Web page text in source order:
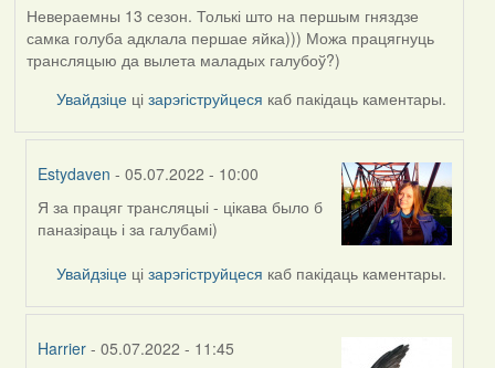
Невераемны 13 сезон. Толькі што на першым гняздзе
самка голуба адклала першае яйка))) Можа працягнуць
трансляцыю да вылета маладых галубоў?)
Увайдзіце цізарэгіструйцеся каб пакідаць каментары.
Estydaven - 05.07.2022 - 10:00
In
reply
RobinZone
Я за працяг трансляцыі - цікава было б
паназіраць і за галубамі)
Увайдзіце цізарэгіструйцеся каб пакідаць каментары.
Harrier - 05.07.2022 - 11:45